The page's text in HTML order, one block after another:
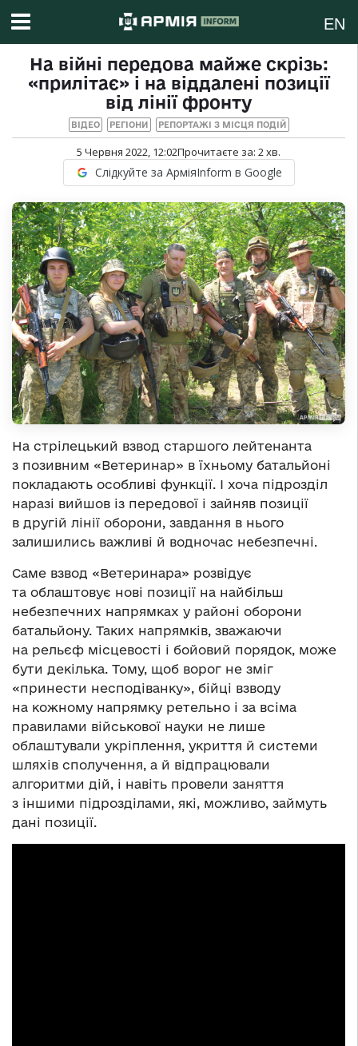
EN
На війні передова майже скрізь:
«прилітає» і на віддалені позиції
від лінії фронту
ВІДЕО РЕГІОНИ РЕПОРТАЖІ З МІСЦЯ ПОДІЙ
5 Червня 2022, 12:02Прочитаєте за: 2хв.
Слідкуйте за АрміяInform в Google
На стрілецький взвод старшого лейтенанта
з позивним «Ветеринар» в їхньому батальйоні
покладають особливі функції. І хоча підрозділ
наразі вийшов із передової і зайняв позиції
в другій лінії оборони, завдання в нього
залишились важливі й водночас небезпечні.
Саме взвод «Ветеринара» розвідує
та облаштовує нові позиції на найбільш
небезпечних напрямках у районі оборони
батальйону. Таких напрямків, зважаючи
на рельєф місцевості і бойовий порядок, може
бути декілька. Тому, щоб ворог не зміг
«принести несподіванку», бійці взводу
на кожному напрямку ретельно і за всіма
правилами військової науки не лише
облаштували укріплення, укриття й системи
шляхів сполучення, а й відпрацювали
алгоритми дій, і навіть провели заняття
з іншими підрозділами, які, можливо, займуть
дані позиції.